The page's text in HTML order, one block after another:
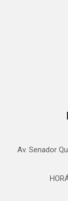
Av. Senador